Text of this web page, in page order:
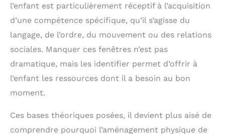
l’enfant est particulièrement réceptif à l’acquisition
d’une compétence spécifique, qu’il s’agisse du
langage, de l’ordre, du mouvement ou des relations
sociales. Manquer ces fenêtres n’est pas
dramatique, mais les identifier permet d’offrir à
l’enfant les ressources dont il a besoin au bon
moment.
Ces bases théoriques posées, il devient plus aisé de
comprendre pourquoi l’aménagement physique de